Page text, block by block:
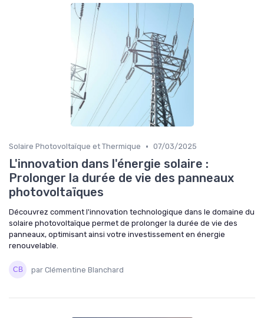
Solaire Photovoltaïque et Thermique • 07/03/2025
L'innovation dans l'énergie solaire :
Prolonger la durée de vie des panneaux
photovoltaïques
Découvrez comment l'innovation technologique dans le domaine du
solaire photovoltaïque permet de prolonger la durée de vie des
panneaux, optimisant ainsi votre investissement en énergie
renouvelable.
par Clémentine Blanchard